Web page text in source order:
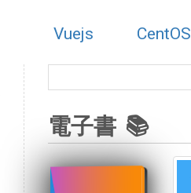
Vuejs CentOS
電子書 📚